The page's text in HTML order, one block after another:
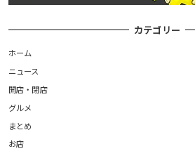
カテゴリー
ホーム
ニュース
開店・閉店
グルメ
まとめ
お店